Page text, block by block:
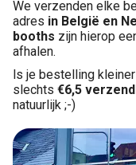
We verzenden elke
adres in België en
booths zijn hierop
afhalen.
ls je bestelling
slechts €6,5
natuurlijk ;-)